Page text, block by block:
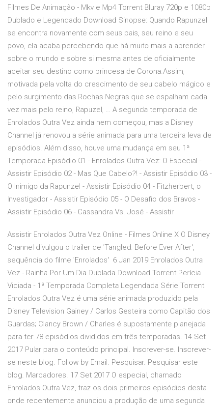
Filmes De Animação - Mkv e Mp4 Torrent Bluray 720p e 1080p
Dublado e Legendado Download Sinopse: Quando Rapunzel
se encontra novamente com seus pais, seu reino e seu
povo, ela acaba percebendo que há muito mais a aprender
sobre o mundo e sobre si mesma antes de oficialmente
aceitar seu destino como princesa de Corona.Assim,
motivada pela volta do crescimento de seu cabelo mágico e
pelo surgimento das Rochas Negras que se espalham cada
vez mais pelo reino, Rapuzel, … A segunda temporada de
Enrolados Outra Vez ainda nem começou, mas a Disney
Channel já renovou a série animada para uma terceira leva de
episódios. Além disso, houve uma mudança em seu 1ª
Temporada Episódio 01 - Enrolados Outra Vez: O Especial -
Assistir Episódio 02 - Mas Que Cabelo?! - Assistir Episódio 03 -
O Inimigo da Rapunzel - Assistir Episódio 04 - Fitzherbert, o
Investigador - Assistir Episódio 05 - O Desafio dos Bravos -
Assistir Episódio 06 - Cassandra Vs. José - Assistir
Assistir Enrolados Outra Vez Online - Filmes Online X O Disney
Channel divulgou o trailer de 'Tangled: Before Ever After',
sequência do filme 'Enrolados' 6 Jan 2019 Enrolados Outra
Vez - Rainha Por Um Dia Dublada Download Torrent Perícia
Viciada - 1ª Temporada Completa Legendada Série Torrent
Enrolados Outra Vez é uma série animada produzido pela
Disney Television Gainey / Carlos Gesteira como Capitão dos
Guardas; Clancy Brown / Charles é supostamente planejada
para ter 78 episódios divididos em três temporadas. 14 Set
2017 Pular para o conteúdo principal. Inscrever-se. Inscrever-
se neste blog. Follow by Email. Pesquisar. Pesquisar este
blog. Marcadores. 17 Set 2017 O especial, chamado
Enrolados Outra Vez, traz os dois primeiros episódios desta
onde recentemente anunciou a produção de uma segunda